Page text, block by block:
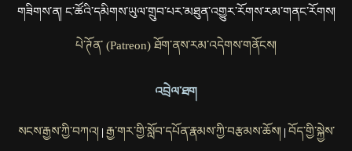
གཟིགས་ན། ང་ཚོའི་དམིགས་ཡུལ་གྲུབ་པར་མཐུན་འགྱུར་རོགས་རམ་གནང་རོགས།
པེ་ཊོན་ (Patreon) ཐོག་ནས་རམ་འདེགས་གནོངས།
འབྲེལ་ཐག
སངས་རྒྱས་ཀྱི་བཀའ།| རྒྱ་གར་གྱི་སློབ་དཔོན་རྣམས་ཀྱི་བརྩམས་ཆོས།| བོད་གྱི་སྐྱེས་